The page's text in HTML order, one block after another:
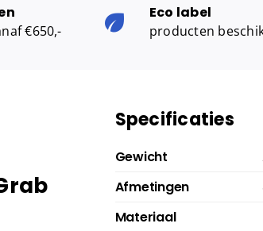
naar
links
€650,-
Eco label
producten
Specificaties
Gewicht
Afmetingen
Materiaal